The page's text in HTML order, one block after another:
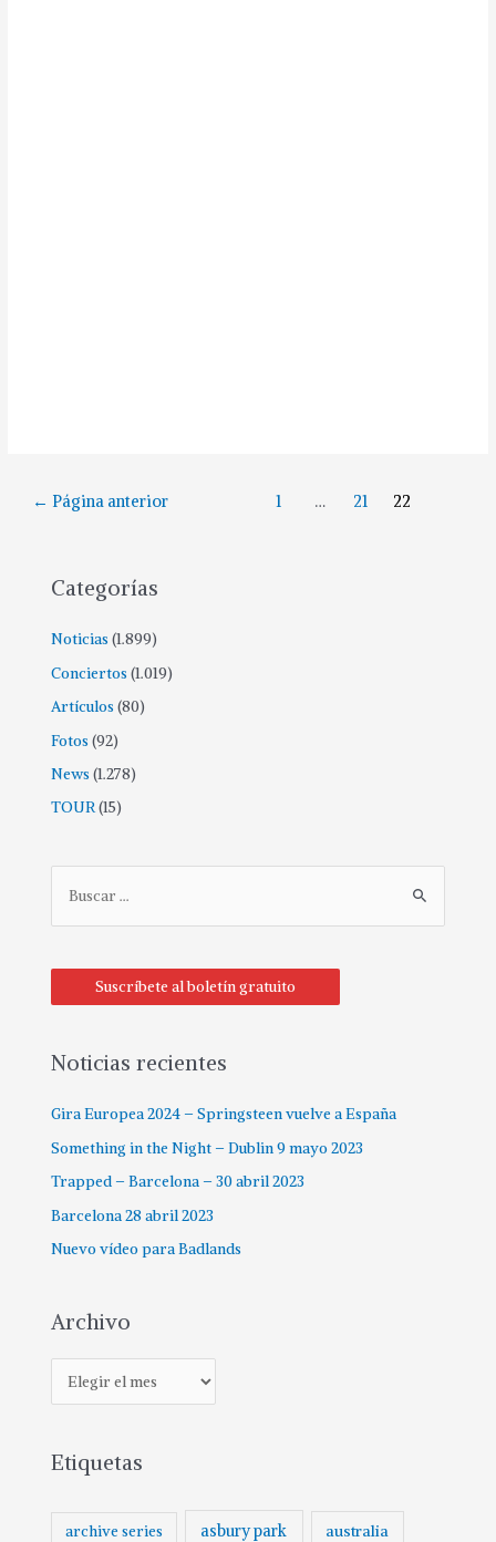
← Página anterior 1 … 21 22
Categorías
Noticias (1.899)
Conciertos (1.019)
Artículos (80)
Fotos (92)
News (1.278)
TOUR(15)
Suscríbete al boletín gratuito
Noticias recientes
Gira Europea 2024 – Springsteen vuelve a España
Something in the Night – Dublin 9 mayo 2023
Trapped – Barcelona – 30 abril 2023
Barcelona 28 abril 2023
Nuevo vídeo para Badlands
Archivo
Etiquetas
archive series asbury park australia